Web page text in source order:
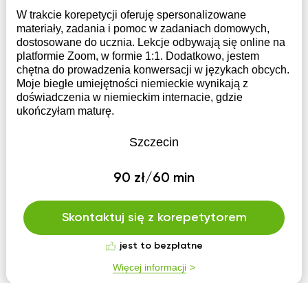
W trakcie korepetycji oferuję spersonalizowane
materiały, zadania i pomoc w zadaniach domowych,
dostosowane do ucznia. Lekcje odbywają się online na
platformie Zoom, w formie 1:1. Dodatkowo, jestem
chętna do prowadzenia konwersacji w językach obcych.
Moje biegłe umiejętności niemieckie wynikają z
doświadczenia w niemieckim internacie, gdzie
ukończyłam maturę.
Szczecin
90 zł/60 min
Skontaktuj się z korepetytorem
jest to bezpłatne
Więcej informacji